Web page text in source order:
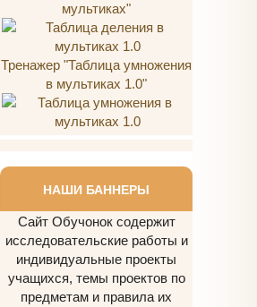
мультиках"
Тренажер "Таблица умножения
в мультиках 1.0"
НАШИ БАННЕРЫ
Сайт Обучонок содержит
исследовательские работы и
индивидуальные проекты
учащихся, темы проектов по
предметам и правила их